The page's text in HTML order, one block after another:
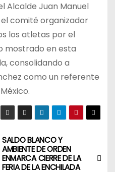
Alcalde Juan Manuel
el comité organizador
los atletas por el
mostrado en esta
consolidando a
como un referente
SALDO BLANCO Y
AMBIENTE DE ORDEN
ENMARCA CIERRE DE LA
FERIA DE LA ENCHILADA